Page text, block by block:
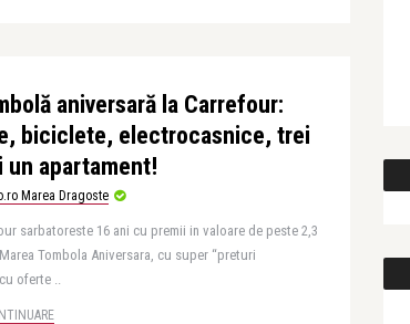
aniversară la Carrefour:
biciclete, electrocasnice, trei
un apartament!
Marea Dragoste
sarbatoreste 16 ani cu premii in valoare de peste 2,3
Tombola Aniversara, cu super “preturi
oferte ..